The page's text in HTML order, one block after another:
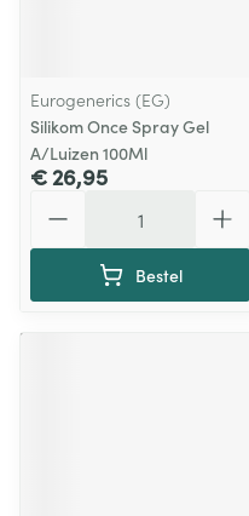
Eurogenerics (EG)
Silikom Once Spray Gel
A/Luizen 100Ml
€ 26,95
Bestel